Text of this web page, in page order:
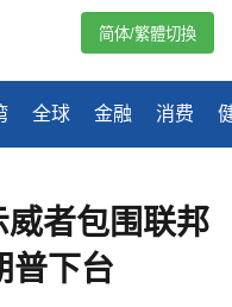
全球 金融 消费
简体/繁體切換
者包围联邦
普下台